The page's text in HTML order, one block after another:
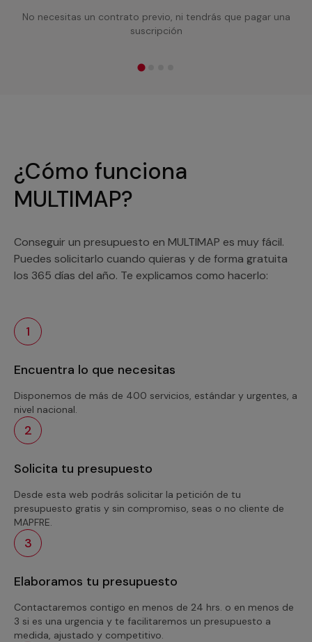
No necesitas un contrato previo, ni tendrás que pagar una
suscripción
¿Cómo funciona
MULTIMAP?
Conseguir un presupuesto en MULTIMAP es muy fácil.
Puedes solicitarlo cuando quieras y de forma gratuita
los 365 días del año. Te explicamos como hacerlo:
1
Encuentra lo que necesitas
Disponemos de más de 400 servicios, estándar y urgentes, a
nivel nacional.
2
Solicita tu presupuesto
Desde esta web podrás solicitar la petición de tu
presupuesto gratis y sin compromiso, seas o no cliente de
MAPFRE.
3
Elaboramos tu presupuesto
Contactaremos contigo en menos de 24 hrs. o en menos de
3 si es una urgencia y te facilitaremos un presupuesto a
medida, ajustado y competitivo.